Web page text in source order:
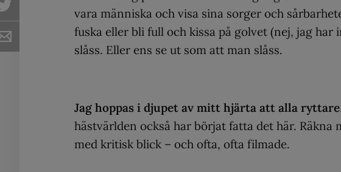
vara människa och visa sina sorger och
fuska eller bli full och kissa på golvet (nej, jag
slåss. Eller ens se ut som att man slåss.
Jag hoppas i djupet av mitt hjärta att alla ryttare
hästvärlden också har börjat fatta det här.
med kritisk blick – och ofta, ofta filmade.